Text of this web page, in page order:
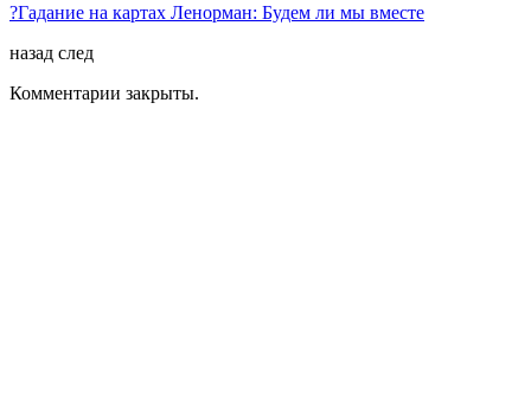
?Гадание на картах Ленорман: Будем ли мы вместе
назад след
Комментарии закрыты.